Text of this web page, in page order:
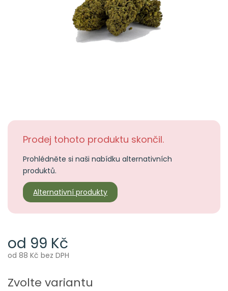
od 99 Kč
od 88 Kč bez DPH
cena:
Zvolte variantu
Prodej tohoto produktu skončil.
Prohlédněte si naši nabídku alternativních
produktů.
Alternativní produkty